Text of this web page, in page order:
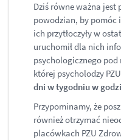
Dziś równe ważna
powodzian, by pomóc
ich przytłoczyły w
uruchomił dla nich
psychologicznego pod
której psycholodzy
dni w tygodniu w
Przypominamy, że
również otrzymać
placówkach PZU